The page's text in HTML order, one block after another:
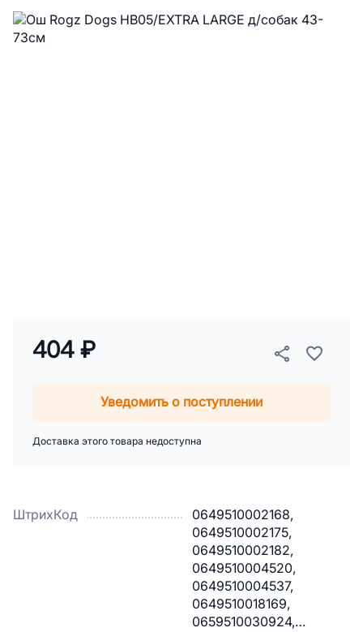
ШтрихКод
0649510002168,
0649510002175,
0649510002182,
0649510004520,
0649510004537,
0649510018169,
0659510030924,
404 ₽
Уведомить о поступлении
Доставка этого товара недоступна